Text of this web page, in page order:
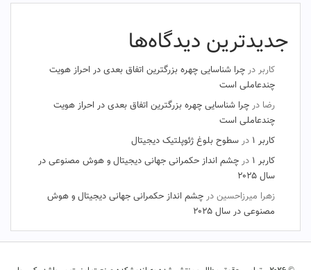
جدیدترین دیدگاه‌ها
کاربر در چرا شناسایی چهره بزرگترین اتفاق بعدی در احراز هویت
چندعاملی است
رضا در چرا شناسایی چهره بزرگترین اتفاق بعدی در احراز هویت
چندعاملی است
کاربر ۱
در سطوح بلوغ ژئوپلتیک دیجیتال
کاربر ۱
در چشم‌ انداز حکمرانی جهانی دیجیتال و هوش مصنوعی در
سال ۲۰۲۵
زهرا میرزاحسین در چشم‌ انداز حکمرانی جهانی دیجیتال و هوش
مصنوعی در سال ۲۰۲۵